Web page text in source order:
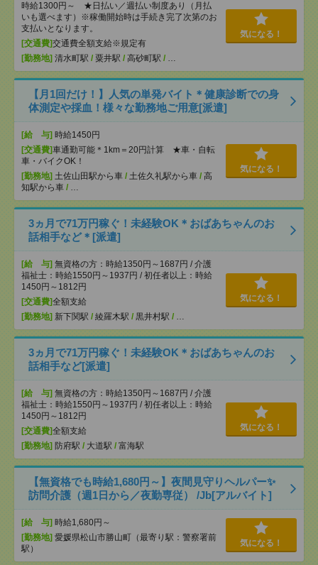
時給1300円～ ★日払い／週払い制度あり（月払
いも選べます）※稼働開始時は手続き完了次第のお
支払いとなります。
[交通費]交通費全額支給※規定有
[勤務地] 清水町駅 / 粟井駅 / 高砂町駅 / …
気になる！
【月1回だけ！】人気の単発バイト＊健康診断での身
体測定や採血！様々な勤務地ご用意[派遣]
[給 与] 時給1450円
[交通費]車通勤可能＊1km＝20円計算 ★車・自転
車・バイクOK！
[勤務地] 土佐山田駅から車 / 土佐久礼駅から車 / 高
知駅から車 / …
気になる！
3ヵ月で71万円稼ぐ！未経験OK＊おばあちゃんのお
話相手など＊[派遣]
[給 与] 無資格の方：時給1350円～1687円 / 介護
福祉士：時給1550円～1937円 / 初任者以上：時給
1450円～1812円
[交通費]全額支給
[勤務地] 新下関駅 / 綾羅木駅 / 黒井村駅 / …
気になる！
3ヵ月で71万円稼ぐ！未経験OK＊おばあちゃんのお
話相手など[派遣]
[給 与] 無資格の方：時給1350円～1687円 / 介護
福祉士：時給1550円～1937円 / 初任者以上：時給
1450円～1812円
[交通費]全額支給
[勤務地] 防府駅 / 大道駅 / 富海駅
気になる！
【無資格でも時給1,680円～】夜間見守りヘルパー✨
訪問介護（週1日から／夜勤専従） /Jb[アルバイト]
[給 与] 時給1,680円～
[勤務地] 愛媛県松山市勝山町（最寄り駅：警察署前
駅）
気になる！